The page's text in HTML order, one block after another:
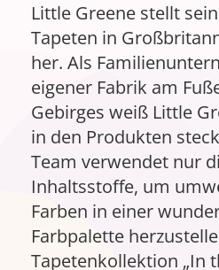
Little Greene stellt
Tapeten in
her. Als
eigener Fabrik am
Gebirges weiß Little
in den Produkten
Team verwendet nur
Inhaltsstoffe, um
Farben in einer
Farbpalette
Tapetenkollektion „In